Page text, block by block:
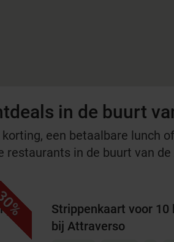
in de buurt
een betaalbare lunch
restaurants in de buurt van
de
Strippenkaart voor 10
bij Attraverso